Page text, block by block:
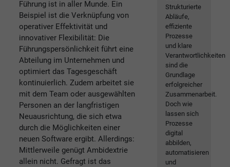
Führung ist in aller Munde. Ein
Beispiel ist die Verknüpfung von
operativer Effektivität und
innovativer Flexibilität: Die
Führungspersönlichkeit führt eine
Abteilung im Unternehmen und
optimiert das Tagesgeschäft
kontinuierlich. Zudem arbeitet sie
mit dem Team oder ausgewählten
Personen an der langfristigen
Neuausrichtung, die sich etwa
durch die Möglichkeiten einer
neuen Software ergibt. Allerdings:
Mittlerweile genügt Ambidextrie
allein nicht. Gefragt ist das
Strukturierte
Abläufe,
effiziente
Prozesse
und klare
Verantwortlichkeiten
sind die
Grundlage
erfolgreicher
Zusammenarbeit.
Doch wie
lassen sich
Prozesse
digital
abbilden,
automatisieren
und